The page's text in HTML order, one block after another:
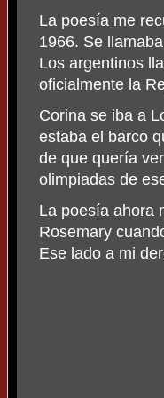
La poesía me
1966. Se
Los argentinos
oficialmente la
Corina se iba a
estaba el barco
de que quería
olimpiadas de
La poesía ahora
Rosemary
Ese lado a mi